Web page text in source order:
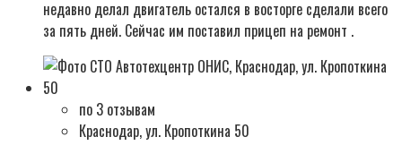
недавно делал двигатель остался в восторге сделали всего
за пять дней. Сейчас им поставил прицеп на ремонт .
по 3 отзывам
Краснодар, ул. Кропоткина 50